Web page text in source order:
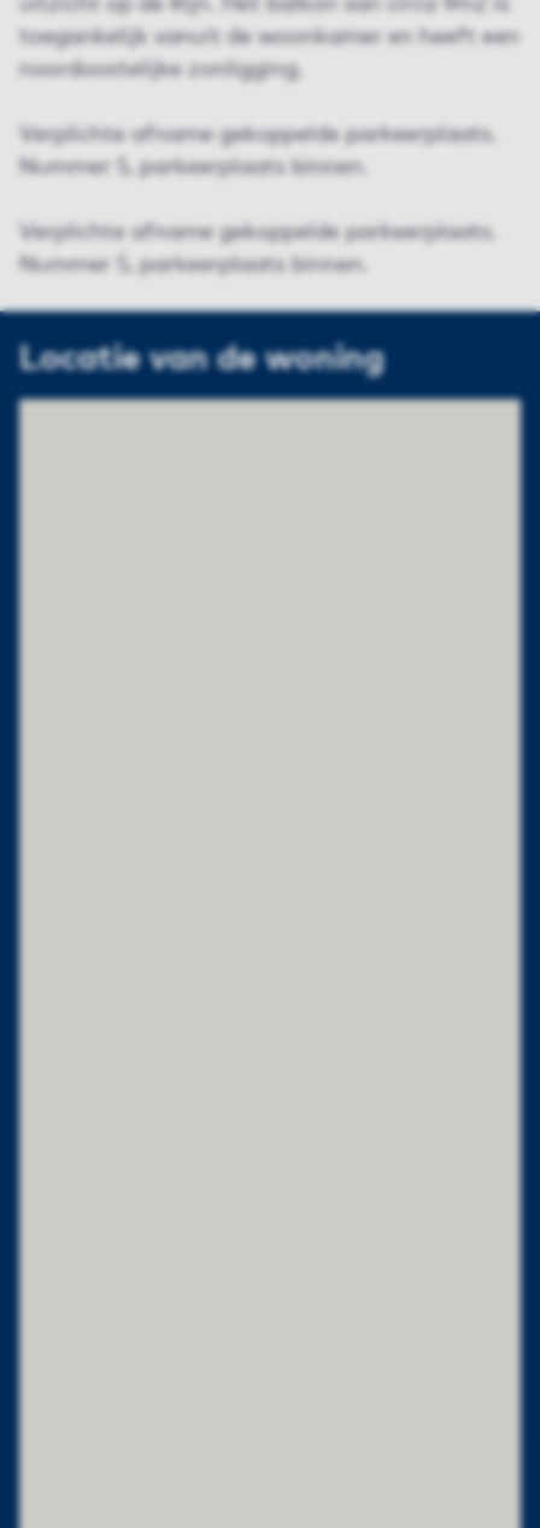
uitzicht op de Rijn. Het balkon van circa 9m2 is
toegankelijk vanuit de woonkamer en heeft een
noordoostelijke zonligging.
Verplichte afname gekoppelde parkeerplaats.
Nummer 5, parkeerplaats binnen.
Verplichte afname gekoppelde parkeerplaats.
Nummer 5, parkeerplaats binnen.
Locatie van de woning